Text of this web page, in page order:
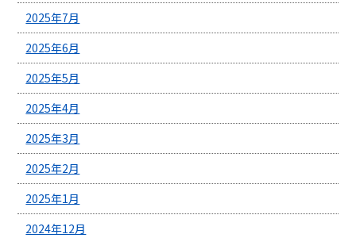
2025年7月
2025年6月
2025年5月
2025年4月
2025年3月
2025年2月
2025年1月
2024年12月